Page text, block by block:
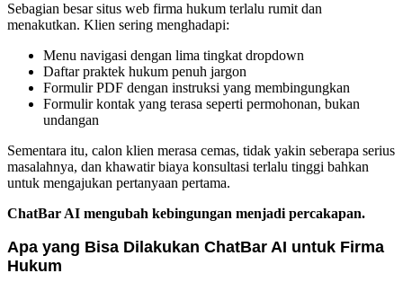
Sebagian besar situs web firma hukum terlalu rumit dan
menakutkan. Klien sering menghadapi:
Menu navigasi dengan lima tingkat dropdown
Daftar praktek hukum penuh jargon
Formulir PDF dengan instruksi yang membingungkan
Formulir kontak yang terasa seperti permohonan, bukan
undangan
Sementara itu, calon klien merasa cemas, tidak yakin seberapa serius
masalahnya, dan khawatir biaya konsultasi terlalu tinggi bahkan
untuk mengajukan pertanyaan pertama.
ChatBar AI mengubah kebingungan menjadi percakapan.
Apa yang Bisa Dilakukan ChatBar AI untuk Firma
Hukum